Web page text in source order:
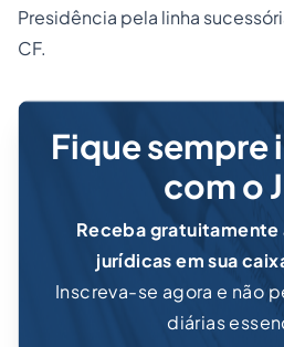
Presidência pela linha
CF.
Fique
com o
Receba gratuitamente
jurídicas em sua
Inscreva-se agora e não
diárias